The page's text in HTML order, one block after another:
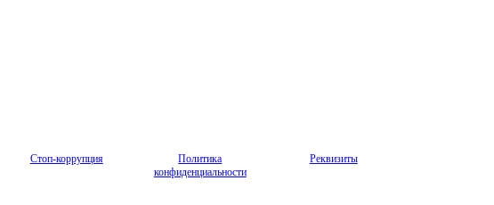
Стоп-коррупция
Политика
конфиденциальности
Реквизиты